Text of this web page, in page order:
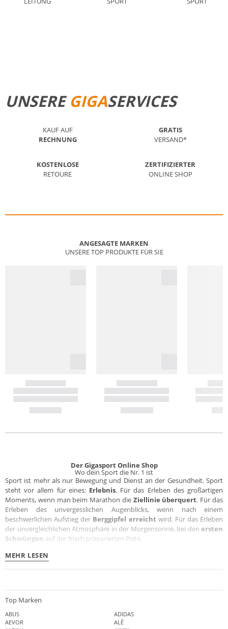
UNSEREGIGASERVICES
KAUF AUF
RECHNUNG
GRATIS
VERSAND*
KOSTENLOSE
RETOURE
ZERTIFIZIERTER
ONLINE SHOP
ANGESAGTE MARKEN
UNSERE TOP PRODUKTE FÜR SIE
Der Gigasport Online Shop
Wo dein Sport die Nr. 1 ist
Sport ist mehr als nur Bewegung und Dienst an der Gesundheit. Sport
steht vor allem für eines: Erlebnis. Für das Erleben des großartigen
Moments, wenn man beim Marathon die Ziellinie überquert. Für das
Erleben des unvergesslichen Augenblicks, wenn nach einem
beschwerlichen Aufstieg der Berggipfel erreicht wird. Für das Erleben
der unvergleichlichen Atmosphäre in der Morgensonne, bei den ersten
Schwüngen auf der frisch präparierten Piste.
MEHR LESEN
Top Marken
ABUS
ADIDAS
AEVOR
ALÉ